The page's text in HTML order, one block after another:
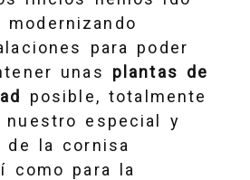
modernizando
para poder
unas plantas de
posible, totalmente
nuestro especial y
de la cornisa
como para la